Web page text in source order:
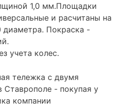
1,0 мм.Площадки
и расчитаны на
диаметра. Покраска -
учета колес.
тележка с двумя
- покупая у
компании